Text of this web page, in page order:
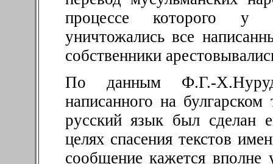
процессе которого у
уничтожались все
собственники
По данным Ф.Г.-
написанного на
русский язык был сделан
целях спасения текстов
сообщение кажется